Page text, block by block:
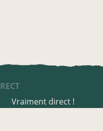
Vraiment direct !